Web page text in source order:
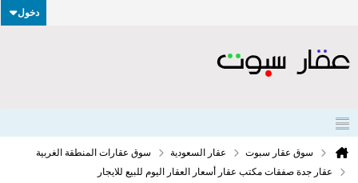
دخول
سوق عقار سبوت عقار السعودية
سوق عقارات المنطقة الغربية
عقار جدة صفقات مكتب عقار أسعار العقار اليوم للبيع للايجار